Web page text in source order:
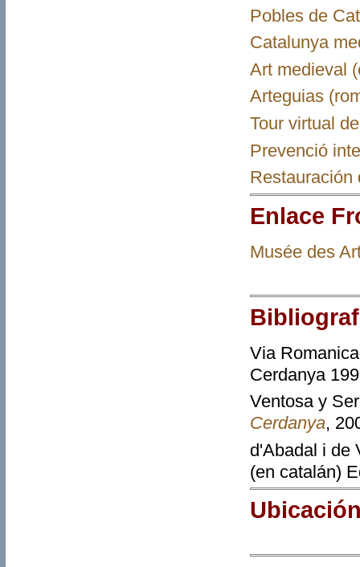
Pobles de
Catalunya
Art medieval
Arteguias
Tour virtual
Prevenció
Restauración
Enlace
Musée des
Via
Cerdanya
Ventosa y
Cerdanya,
d'Abadal i de
(en catalán)